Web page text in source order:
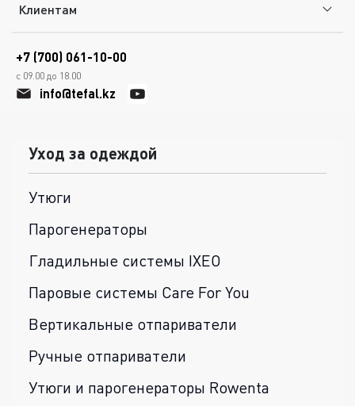
Клиентам
+7 (700) 061-10-00
с 09.00 до 18.00
info@tefal.kz
Уход за одеждой
Утюги
Парогенераторы
Гладильные системы IXEO
Паровые системы Care For You
Вертикальные отпариватели
Ручные отпариватели
Утюги и парогенераторы Rowenta